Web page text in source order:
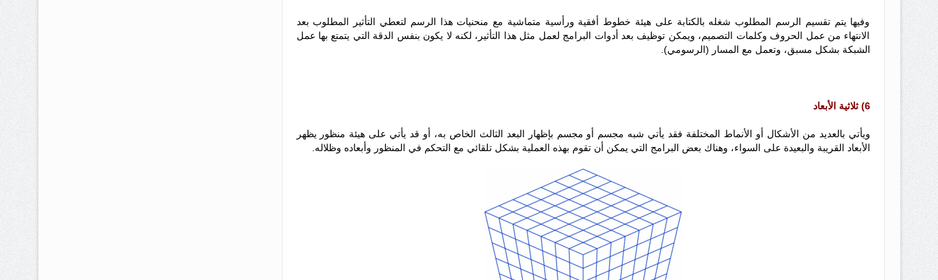
وفيها يتم تقسيم الرسم المطلوب شغله بالكتابة على هيئة خطوط أفقية ورأسية متماشية مع منحنيات هذا الرسم لتعطي التأثير المطلوب بعد
الانتهاء من عمل الحروف وكلمات التصميم، ويمكن توظيف بعد أدوات البرامج لعمل مثل هذا التأثير، لكنه لا يكون بنفس الدقة التي يتمتع بها عمل
الشبكة بشكل مسبق، وتعمل مع المسار (الرسومي).
6) ثلاثية الأبعاد
ويأتي بالعديد من الأشكال أو الأنماط المختلفة فقد يأتي شبه مجسم أو مجسم بإظهار البعد الثالث الخاص به، أو قد يأتي على هيئة منظور يظهر
الأبعاد القريبة والبعيدة على السواء، وهناك بعض البرامج التي يمكن أن تقوم بهذه العملية بشكل تلقائي مع التحكم في المنظور وأبعاده وظلاله.